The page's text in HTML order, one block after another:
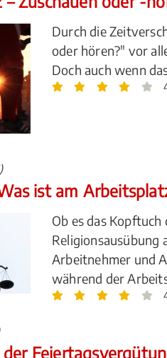
Durch die
oder hören?" vor
Doch auch wenn
ist am
Ob es das
Religionsausübung
Arbeitnehmer und
während der